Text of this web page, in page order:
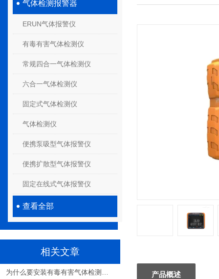
气体检测报警器
ERUN气体报警仪
有毒有害气体检测仪
常规四合一气体检测仪
六合一气体检测仪
固定式气体检测仪
气体检测仪
便携泵吸型气体报警仪
便携扩散型气体报警仪
固定在线式气体报警仪
查看全部
相关文章
产品概述